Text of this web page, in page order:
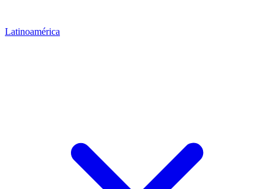
Latinoamérica